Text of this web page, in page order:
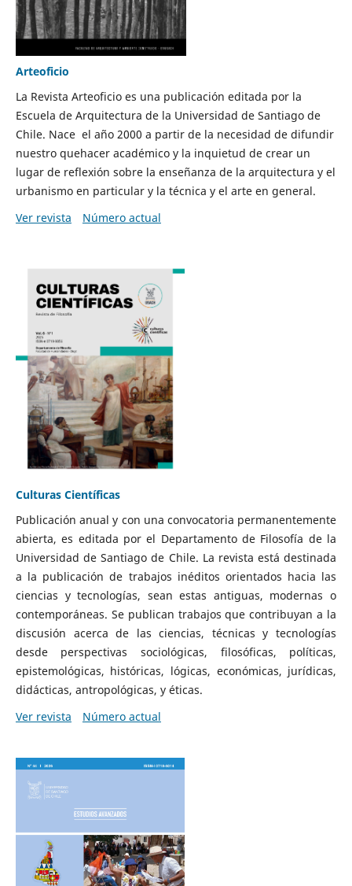
Arteoficio
La Revista Arteoficio es una publicación editada por la
Escuela de Arquitectura de la Universidad de Santiago de
Chile. Nace el año 2000 a partir de la necesidad de difundir
nuestro quehacer académico y la inquietud de crear un
lugar de reflexión sobre la enseñanza de la arquitectura y el
urbanismo en particular y la técnica y el arte en general.
Ver revista
Número actual
Culturas Científicas
Publicación anual y con una convocatoria permanentemente
abierta, es editada por el Departamento de Filosofía de la
Universidad de Santiago de Chile. La revista está destinada
a la publicación de trabajos inéditos orientados hacia las
ciencias y tecnologías, sean estas antiguas, modernas o
contemporáneas. Se publican trabajos que contribuyan a la
discusión acerca de las ciencias, técnicas y tecnologías
desde perspectivas sociológicas, filosóficas, políticas,
epistemológicas, históricas, lógicas, económicas, jurídicas,
didácticas, antropológicas, y éticas.
Ver revista
Número actual